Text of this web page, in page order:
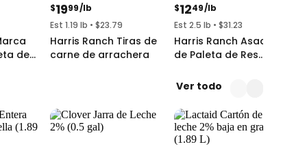
de
$1999/lb
Est 1.19 lb • $23.79
Harris Ranch Tiras de
carne de arrachera
$1249/lb
Est 2.5 lb • $31.23
Harris Ranch Asado
de Paleta de Res
Ver todo